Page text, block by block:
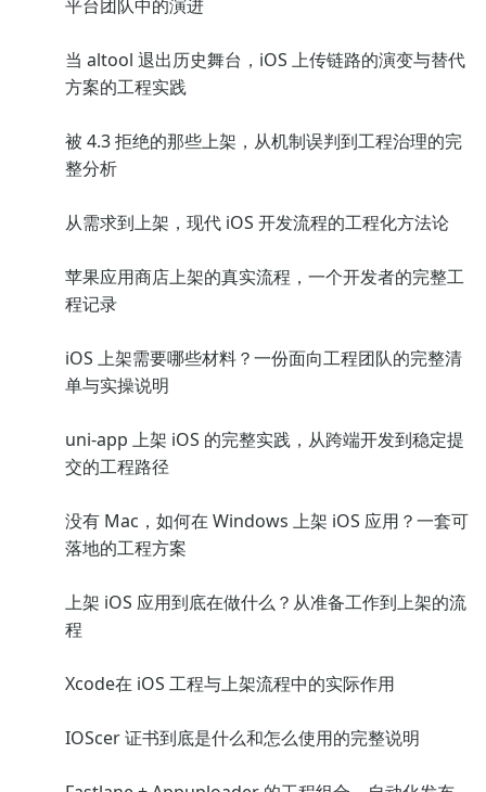
平台团队中的演进
当 altool 退出历史舞台，iOS 上传链路的演变与替代
方案的工程实践
被 4.3 拒绝的那些上架，从机制误判到工程治理的完
整分析
从需求到上架，现代 iOS 开发流程的工程化方法论
苹果应用商店上架的真实流程，一个开发者的完整工
程记录
iOS 上架需要哪些材料？一份面向工程团队的完整清
单与实操说明
uni-app 上架 iOS 的完整实践，从跨端开发到稳定提
交的工程路径
没有 Mac，如何在 Windows 上架 iOS 应用？一套可
落地的工程方案
上架 iOS 应用到底在做什么？从准备工作到上架的流
程
Xcode在 iOS 工程与上架流程中的实际作用
IOScer 证书到底是什么和怎么使用的完整说明